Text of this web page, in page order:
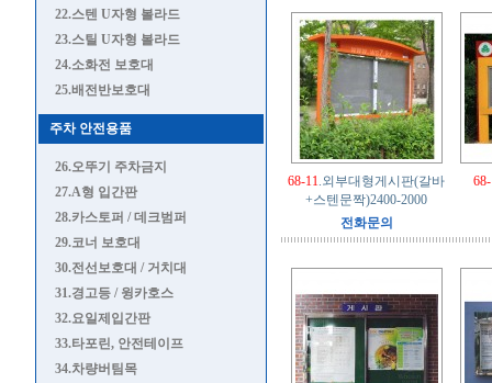
22.스텐 U자형 볼라드
23.스틸 U자형 볼라드
24.소화전 보호대
25.배전반보호대
주차 안전용품
26.오뚜기 주차금지
27.A형 입간판
28.카스토퍼 / 데크범퍼
29.코너 보호대
30.전선보호대 / 거치대
31.경고등 / 윙카호스
32.요일제입간판
33.타포린, 안전테이프
34.차량버팀목
68-11.외부대형게시판(갈바
+스텐문짝)2400-2000
전화문의